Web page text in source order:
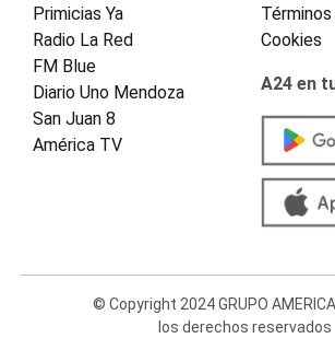
Primicias Ya
Radio La Red
FM Blue
Diario Uno Mendoza
San Juan 8
América TV
Cookies
A24 en
© Copyright 2024 GRUPO
los derechos reservados